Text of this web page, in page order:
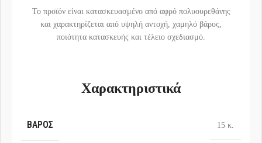
Το προϊόν είναι κατασκευασμένο από αφρό πολυουρεθάνης
και χαρακτηρίζεται από υψηλή αντοχή, χαμηλό βάρος,
ποιότητα κατασκευής και τέλειο σχεδιασμό.
Χαρακτηριστικά
ΒΆΡΟΣ 15 κ.